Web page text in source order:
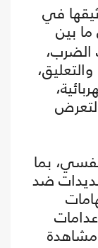
في
بين
الضرب،
بما
ضد
مشاهدة